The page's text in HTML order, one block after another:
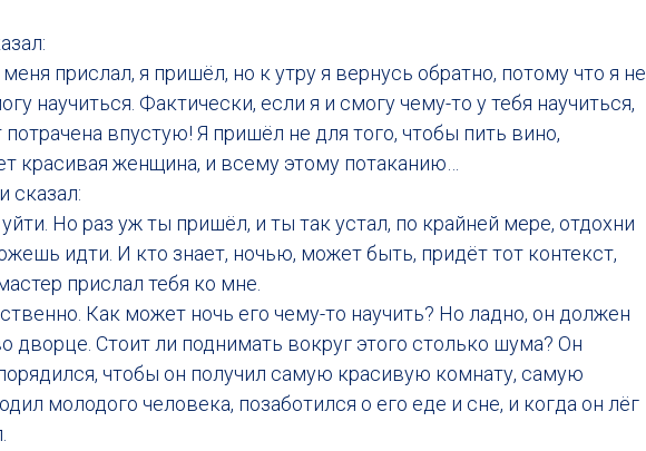
прислал, я пришёл, но к утру я вернусь обратно, потому что я не
научиться. Фактически, если я и смогу чему-то у тебя научиться,
впустую! Я пришёл не для того, чтобы пить вино,
красивая женщина, и всему этому потаканию…
сказал:
Но раз уж ты пришёл, и ты так устал, по крайней мере, отдохни
идти. И кто знает, ночью, может быть, придёт тот контекст,
прислал тебя ко мне.
Как может ночь его чему-то научить? Но ладно, он должен
дворце. Стоит ли поднимать вокруг этого столько шума? Он
чтобы он получил самую красивую комнату, самую
молодого человека, позаботился о его еде и сне, и когда он лёг